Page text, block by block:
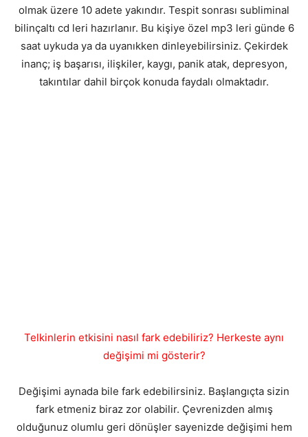
olmak üzere 10 adete yakındır. Tespit sonrası subliminal
bilinçaltı cd leri hazırlanır. Bu kişiye özel mp3 leri günde 6
saat uykuda ya da uyanıkken dinleyebilirsiniz. Çekirdek
inanç; iş başarısı, ilişkiler, kaygı, panik atak, depresyon,
takıntılar dahil birçok konuda faydalı olmaktadır.
Telkinlerin etkisini nasıl fark edebiliriz? Herkeste aynı
değişimi mi gösterir?
Değişimi aynada bile fark edebilirsiniz. Başlangıçta sizin
fark etmeniz biraz zor olabilir. Çevrenizden almış
olduğunuz olumlu geri dönüşler sayenizde değişimi hem